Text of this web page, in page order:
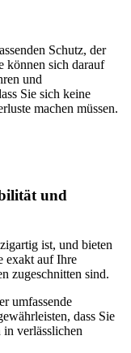
Schutz, der
können sich darauf
und
Sie sich keine
machen müssen.
und
ist, und bieten
exakt auf Ihre
zugeschnitten sind.
umfassende
dass Sie
in verlässlichen